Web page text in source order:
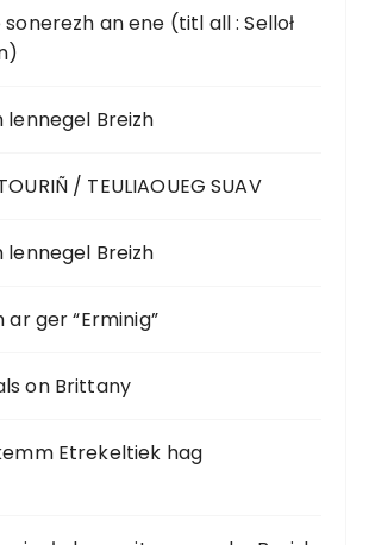
an ene (titl all : Selloł
lennegel Breizh
/ TEULIAOUEG SUAV
lennegel Breizh
ger “Erminig”
on Brittany
Etrekeltiek hag